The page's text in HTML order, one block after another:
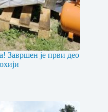
Завршен је први део